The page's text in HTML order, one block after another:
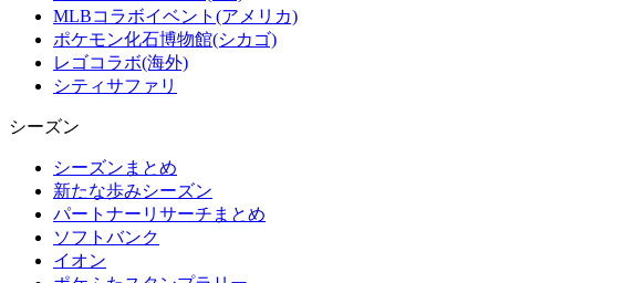
MLBコラボイベント(アメリカ)
ポケモン化石博物館(シカゴ)
レゴコラボ(海外)
シティサファリ
シーズン
シーズンまとめ
新たな歩みシーズン
パートナーリサーチまとめ
ソフトバンク
イオン